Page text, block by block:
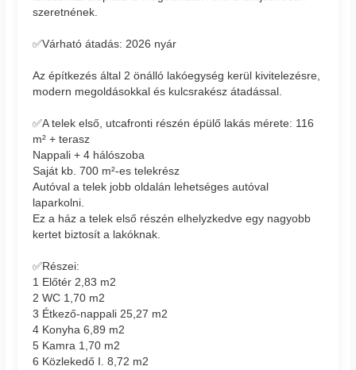
szeretnének.
✅Várható átadás: 2026 nyár
Az építkezés által 2 önálló lakóegység kerül kivitelezésre,
modern megoldásokkal és kulcsrakész átadással.
✅A telek első, utcafronti részén épülő lakás mérete: 116
m² + terasz
Nappali + 4 hálószoba
Saját kb. 700 m²-es telekrész
Autóval a telek jobb oldalán lehetséges autóval
laparkolni.
Ez a ház a telek első részén elhelyzkedve egy nagyobb
kertet biztosít a lakóknak.
✅Részei:
1 Előtér 2,83 m2
2 WC 1,70 m2
3 Étkező-nappali 25,27 m2
4 Konyha 6,89 m2
5 Kamra 1,70 m2
6 Közlekedő I. 8,72 m2